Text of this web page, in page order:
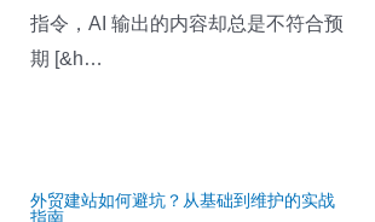
指令，AI 输出的内容却总是不符合预
期 [&h…
外贸建站如何避坑？从基础到维护的实战
指南